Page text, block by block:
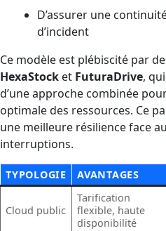
D’assurer une
d’incident
Ce modèle est plébiscité par
HexaStock et FuturaDrive,
d’une approche combinée
optimale des ressources. Ce
une meilleure résilience face
interruptions.
TYPOLOGIE AVANTAGES
Cloud public
Tarification
flexible, haute
disponibilité